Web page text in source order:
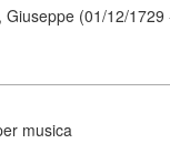
Giuseppe (01/12/
musica